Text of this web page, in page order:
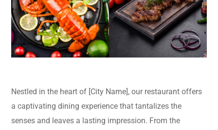
Nestled in the heart of [City Name], our restaurant offers
a captivating dining experience that tantalizes the
senses and leaves a lasting impression. From the